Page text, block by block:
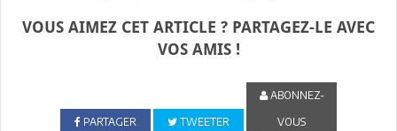
VOUS AIMEZ CET ARTICLE ? PARTAGEZ-LE AVEC
VOS AMIS !
PARTAGER TWEETER
ABONNEZ-
VOUS